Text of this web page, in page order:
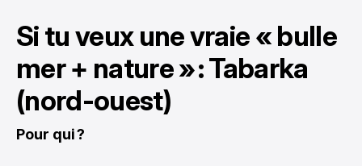
Si tu veux une vraie « bulle
mer + nature » : Tabarka
(nord-ouest)
Pour qui ?